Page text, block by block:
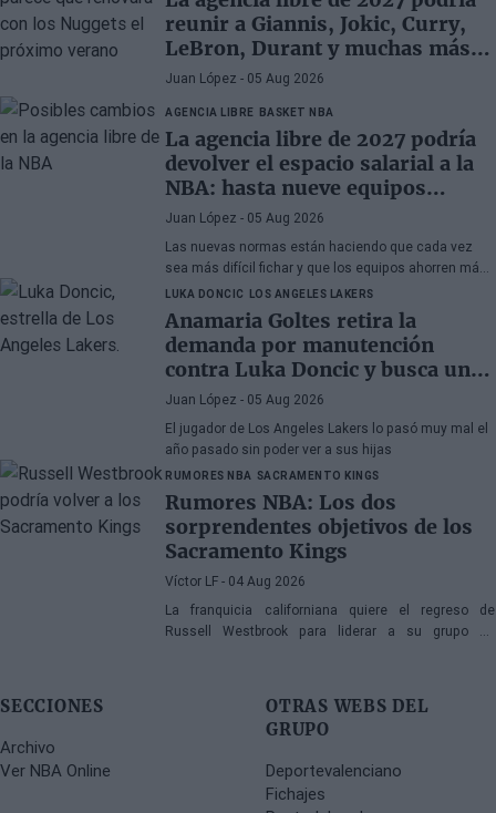
reunir a Giannis, Jokic, Curry,
LeBron, Durant y muchas más
superestrellas
Juan López - 05 Aug 2026
AGENCIA LIBRE BASKET NBA
La agencia libre de 2027 podría
devolver el espacio salarial a la
NBA: hasta nueve equipos
tendrían margen
Juan López - 05 Aug 2026
Las nuevas normas están haciendo que cada vez
sea más difícil fichar y que los equipos ahorren más
que nunca
LUKA DONCIC LOS ANGELES LAKERS
Anamaria Goltes retira la
demanda por manutención
contra Luka Doncic y busca un
acuerdo amistoso
Juan López - 05 Aug 2026
El jugador de Los Angeles Lakers lo pasó muy mal el
año pasado sin poder ver a sus hijas
RUMORES NBA SACRAMENTO KINGS
Rumores NBA: Los dos
sorprendentes objetivos de los
Sacramento Kings
Víctor LF - 04 Aug 2026
La franquicia californiana quiere el regreso de
Russell Westbrook para liderar a su grupo de
SECCIONES
Archivo
Ver NBA Online
OTRAS WEBS DEL
GRUPO
Deportevalenciano
Fichajes